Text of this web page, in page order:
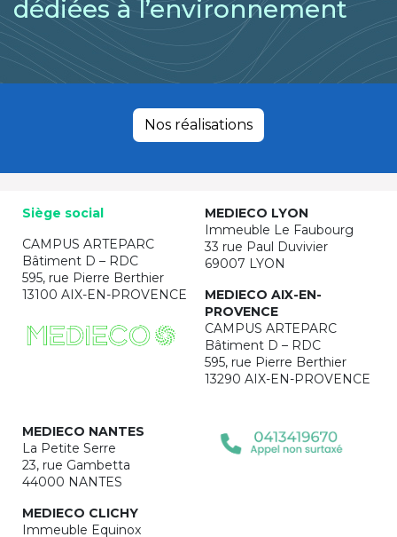
dédiées à l’environnement
Nos réalisations
Siège social
CAMPUS ARTEPARC
Bâtiment D – RDC
595, rue Pierre Berthier
13100 AIX-EN-PROVENCE
MEDIECO LYON
Immeuble Le Faubourg
33 rue Paul Duvivier
69007 LYON
MEDIECO AIX-EN-
PROVENCE
CAMPUS ARTEPARC
Bâtiment D – RDC
595, rue Pierre Berthier
13290 AIX-EN-PROVENCE
MEDIECO NANTES
La Petite Serre
23, rue Gambetta
44000 NANTES
MEDIECO CLICHY
Immeuble Equinox